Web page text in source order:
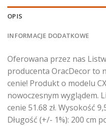
OPIS
INFORMACJE DODATKOWE
Oferowana przez nas
producenta OracDecor to
cenie! Produkt o modelu
nowoczesnym wyglądem.
cenie 51.68 zł. Wysokość
Długość (+/- 1%): 200 cm